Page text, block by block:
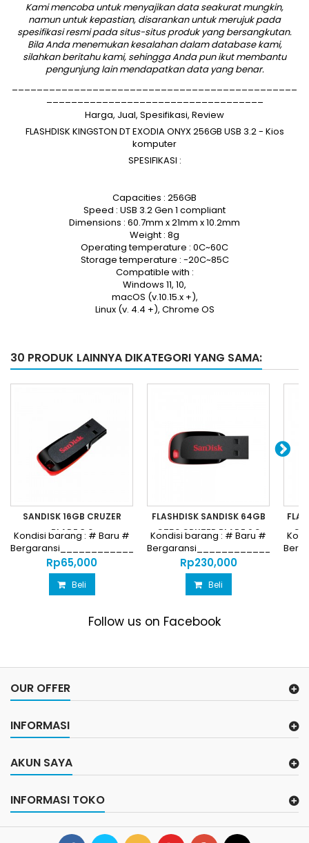
Kami mencoba untuk menyajikan data seakurat mungkin,
namun untuk kepastian, disarankan untuk merujuk pada
spesifikasi resmi pada situs-situs produk yang bersangkutan.
Bila Anda menemukan kesalahan dalam database kami,
silahkanberitahu kami, sehingga Anda pun ikut membantu
pengunjung lain mendapatkan data yang benar.
Harga, Jual, Spesifikasi, Review
FLASHDISK KINGSTON DT EXODIA ONYX 256GB USB 3.2 - Kios
komputer
SPESIFIKASI :
Capacities : 256GB
Speed : USB 3.2 Gen 1 compliant
Dimensions : 60.7mm x 21mm x 10.2mm
Weight : 8g
Operating temperature : 0C~60C
Storage temperature : -20C~85C
Compatible with :
Windows 11, 10,
macOS (v.10.15.x +),
Linux (v. 4.4 +), Chrome OS
30 PRODUK LAINNYA DIKATEGORI YANG SAMA:
SANDISK 16GB CRUZER
BLADE 3.0
Kondisi barang : # Baru #
Bergaransi________________________________
Harga...
Rp‎65,000
Beli
FLASHDISK SANDISK 64GB
CZ50 CRUZER BLADE 2.0
Kondisi barang : # Baru #
Harga...
Rp‎230,000
Beli
Follow us on Facebook
OUR OFFER
INFORMASI
AKUN SAYA
INFORMASI TOKO